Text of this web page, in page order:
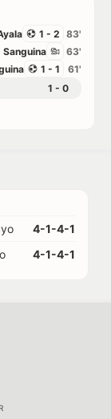
83'
1 - 2
63'
Sanguina
61'
1 - 1
1 - 0
4-1-4-1
4-1-4-1